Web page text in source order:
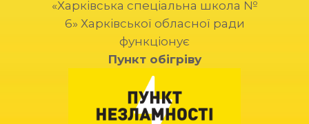
«Харківська спеціальна школа №
6» Харківської обласної ради
функціонує
Пункт обігріву